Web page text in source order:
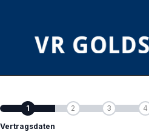
1
Vertragsdaten
2 3 4